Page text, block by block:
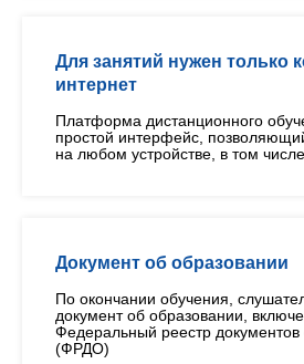
Для занятий нужен только
интернет
Платформа дистанционного
простой интерфейс,
на любом устройстве, в том
Документ об образовании
По окончании обучения,
документ об образовании,
Федеральный реестр документов
(ФРДО)